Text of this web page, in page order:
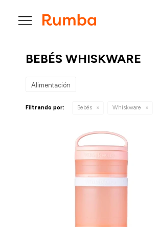

BEBÉS WHISKWARE
Alimentación
Filtrando por: Bebés Whiskware